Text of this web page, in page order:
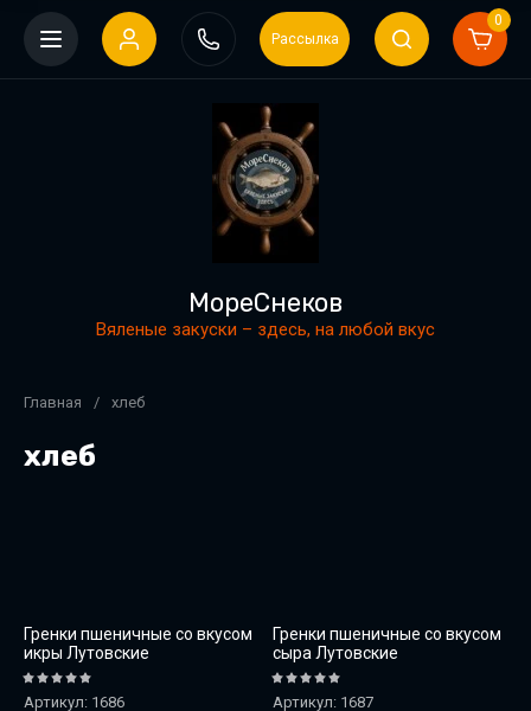
МореСнеков
Вяленые закуски – здесь, на любой вкус
Рассылка
0
Главная / хлеб
хлеб
Гренки пшеничные со вкусом
икры Лутовские
Артикул: 1686
Гренки пшеничные со вкусом
сыра Лутовские
Артикул: 1687